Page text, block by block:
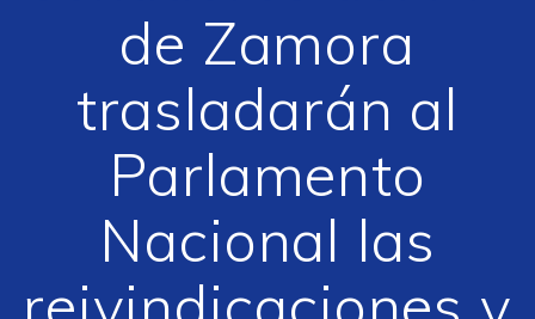
de Zamora
trasladarán al
Parlamento
Nacional las